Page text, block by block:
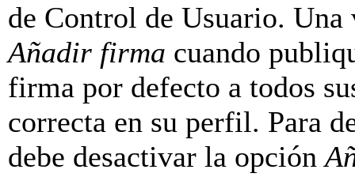
de Control de Usuario.
Añadir firma cuando
firma por defecto a todos
correcta en su perfil. Para
debe desactivar la opción